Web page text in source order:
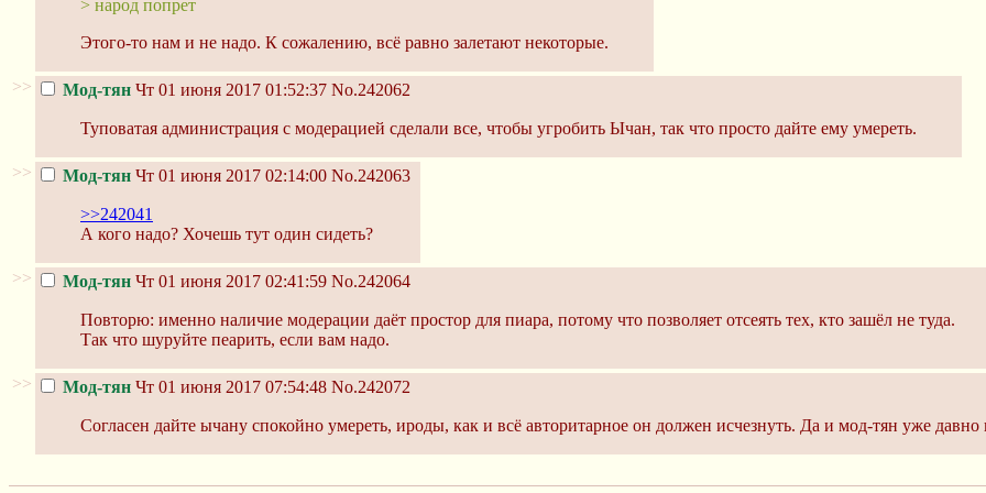
> народ попрет
Этого-то нам и не надо. К сожалению, всё равно залетают некоторые.
>> Мод-тян Чт 01 июня 2017 01:52:37 No.242062
Туповатая администрация с модерацией сделали все, чтобы угробить Ычан, так что просто дайте ему умереть.
>> Мод-тян Чт 01 июня 2017 02:14:00 No.242063
>>242041
А кого надо? Хочешь тут один сидеть?
>> Мод-тян Чт 01 июня 2017 02:41:59 No.242064
Повторю: именно наличие модерации даёт простор для пиара, потому что позволяет отсеять тех, кто зашёл не туда.
Так что шуруйте пеарить, если вам надо.
>> Мод-тян Чт 01 июня 2017 07:54:48 No.242072
Согласен дайте ычану спокойно умереть, ироды, как и всё авторитарное он должен исчезнуть. Да и мод-тян уже давно